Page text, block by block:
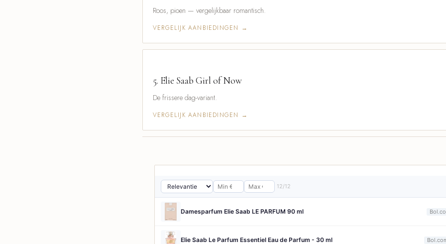
Roos, pioen — vergelijkbaar romantisch.
VERGELIJK AANBIEDINGEN →
5. Elie Saab Girl of Now
De frissere dag-variant.
VERGELIJK AANBIEDINGEN →
12/12
Damesparfum Elie Saab LE PARFUM 90 ml
Elie Saab Le Parfum Essentiel Eau de Parfum - 30 ml